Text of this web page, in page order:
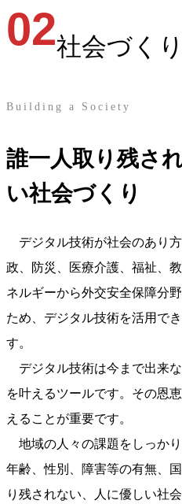
02社会づくり
Building a Society
誰一人取り残さ
い社会づくり
デジタル技術が社会のあり
政、防災、医療介護、福祉、
ネルギーから外交安全保障分
ため、デジタル技術を活用で
す。
デジタル技術は今まで出来
を叶えるツールです。その恩
えることが重要です。
地域の人々の課題をしっかり
年齢、性別、障害等の有無、
り残されない、人に優しい社